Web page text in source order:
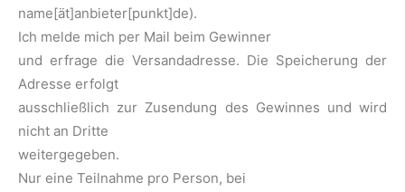
name[ät]anbieter[punkt]de).
Ich melde mich per Mail beim Gewinner
und erfrage die Versandadresse. Die Speicherung der
Adresse erfolgt
ausschließlich zur Zusendung des Gewinnes und wird
nicht an Dritte
weitergegeben.
Nur eine Teilnahme pro Person, bei